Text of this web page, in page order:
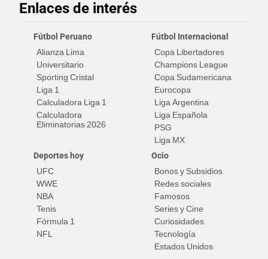
Enlaces de interés
Fútbol Peruano
Alianza Lima
Universitario
Sporting Cristal
Liga 1
Calculadora Liga 1
Calculadora
Eliminatorias 2026
Fútbol Internacional
Copa Libertadores
Champions League
Copa Sudamericana
Eurocopa
Liga Argentina
Liga Española
PSG
Liga MX
Deportes hoy
UFC
WWE
NBA
Tenis
Fórmula 1
NFL
Ocio
Bonos y Subsidios
Redes sociales
Famosos
Series y Cine
Curiosidades
Tecnología
Estados Unidos